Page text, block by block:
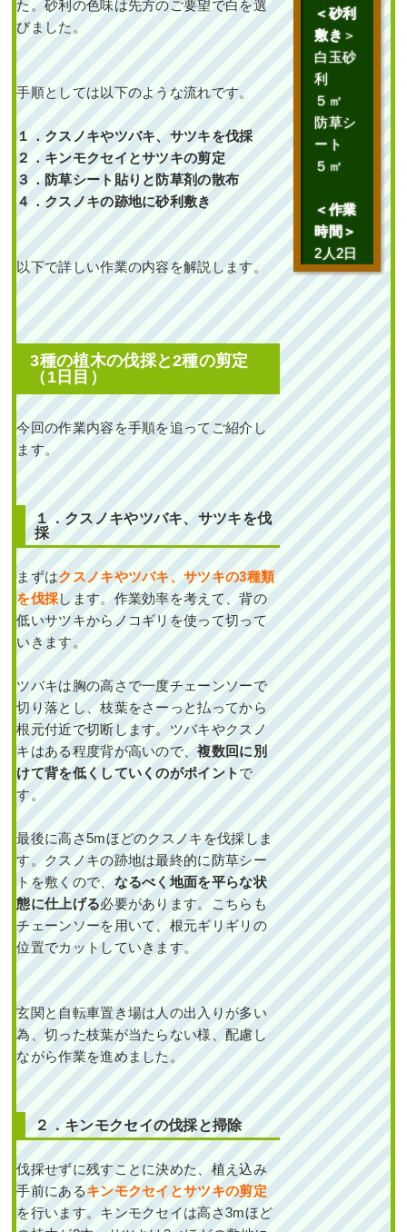
栽,造園・外構工事
石垣からはみ出てしま
ったシダレモミジとマ
サキの剪定・カイヅカ
イブキの伐採とオウゴ
続きを読む
2025年4月18日
イヅカイブキ,常緑樹ア行,
常緑樹
阪府
何度植え替えても枯れ
てしまう日当たりが悪
いポストの下にシャ
1時間で植栽した事例
｜大阪市城東区I様
作業前 作業後 何度植え替え
ても枯れてし ...
2024年11月29日/大阪市城東区
,オタフクナンテン ,
常緑樹ア行 , 常緑樹カ行,常緑樹サ
行, 常緑樹ハ行,フイリヤブラン,
ヒューケラ,植替え,大阪府,植木
の移植・植え替え ,植栽
ブ・レッドスターを2
人3時間で植栽した事
作業前 作業後 新築の玄関ア
プローチに常 ...
た。砂利の色味は先方のご要望で白を選
びました。
手順としては以下のような流れです。
１．クスノキやツバキ、サツキを伐採
２．キンモクセイとサツキの剪定
３．防草シート貼りと防草剤の散布
４．クスノキの跡地に砂利敷き
以下で詳しい作業の内容を解説します。
3種の植木の伐採と2種の剪定
（1日目）
今回の作業内容を手順を追ってご紹介し
ます。
１．クスノキやツバキ、サツキを伐
採
まずはクスノキやツバキ、サツキの3種類
を伐採します。作業効率を考えて、背の
低いサツキからノコギリを使って切って
いきます。
ツバキは胸の高さで一度チェーンソーで
切り落とし、枝葉をさーっと払ってから
根元付近で切断します。ツバキやクスノ
キはある程度背が高いので、複数回に別
けて背を低くしていくのがポイント で
す。
最後に高さ5mほどのクスノキを伐採しま
す。クスノキの跡地は最終的に防草シー
トを敷くので、 なるべく地面を平らな状
態に仕上げる必要があります。こちらも
チェーンソーを用いて、根元ギリギリの
位置でカットしていきます。
玄関と自転車置き場は人の出入りが多い
為、切った枝葉が当たらない様、配慮し
ながら作業を進めました。
２．キンモクセイの伐採と掃除
伐採せずに残すことに決めた、植え込み
手前にあるキンモクセイとサツキの剪定
を行います。キンモクセイは高さ3mほど
＜砂利
敷き ＞
白玉砂
利
５㎡
防草シ
ート
５㎡
＜作業
時間＞
2人2日